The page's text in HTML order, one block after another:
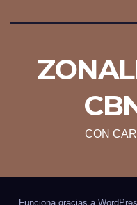
CON
Funciona gracias a